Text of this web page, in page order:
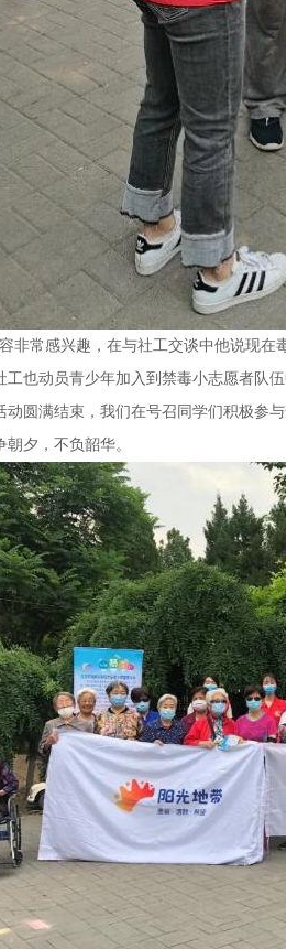
常感兴趣，在与社工交谈中他说现在
工也动员青少年加入到禁毒小志愿者队
动圆满结束，我们在号召同学们积极参
夕，不负韶华。